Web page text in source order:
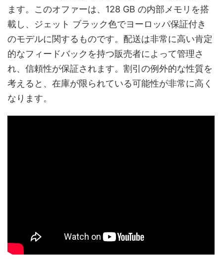
ます。このオファーは、128 GB の内部メモリを搭
載し、ジェット ブラック色でヨーロッパ保証付き
のモデルに関するものです。配送は非常に高い肯定
的なフィードバックを持つ販売者によって管理さ
れ、信頼性が保証されます。割引の例外的な性質を
考えると、在庫が限られている可能性が非常に高く
なります。